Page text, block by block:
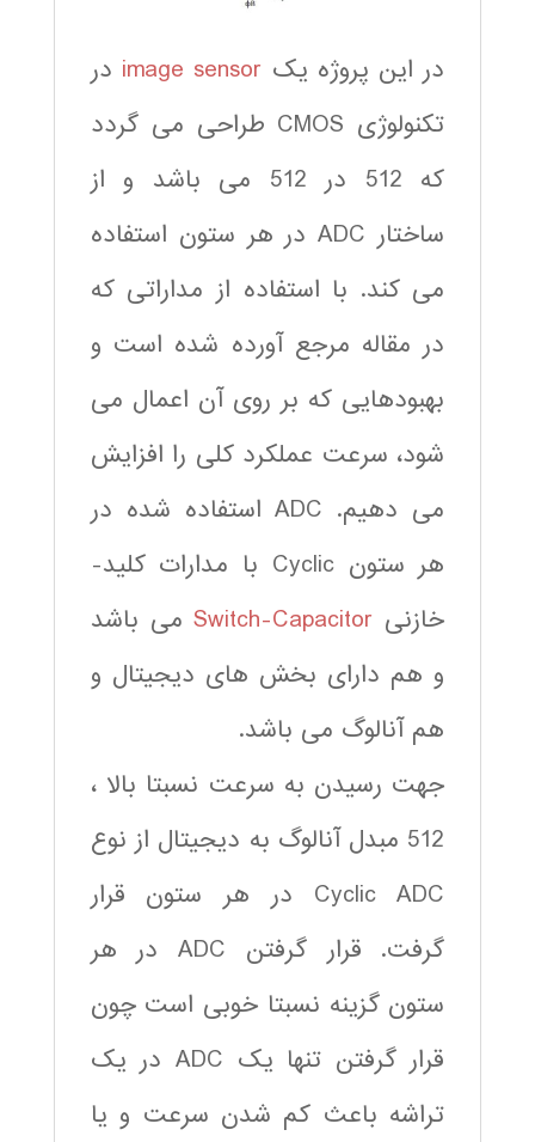
در این پروژه یک image sensor در
تکنولوژی CMOS طراحی می گردد
که 512 در 512 می باشد و از
ساختار ADC در هر ستون استفاده
می کند. با استفاده از مداراتی که
در مقاله مرجع آورده شده است و
بهبودهایی که بر روی آن اعمال می
شود، سرعت عملکرد کلی را افزایش
می دهیم. ADC استفاده شده در
هر ستون Cyclic با مدارات کلید-
خازنی Switch-Capacitorمی باشد
و هم دارای بخش های دیجیتال و
هم آنالوگ می باشد.
جهت رسیدن به سرعت نسبتا بالا ،
512 مبدل آنالوگ به دیجیتال از نوع
Cyclic ADC در هر ستون قرار
گرفت. قرار گرفتن ADC در هر
ستون گزینه نسبتا خوبی است چون
قرار گرفتن تنها یک ADC در یک
تراشه باعث کم شدن سرعت و یا